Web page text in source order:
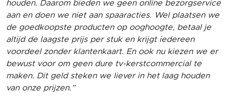
houden. Daarom bieden we geen online bezorgservice
aan en doen we niet aan spaaracties. Wel plaatsen we
de goedkoopste producten op ooghoogte, betaal je
altijd de laagste prijs per stuk en krijgt iedereen
voordeel zonder klantenkaart. En ook nu kiezen we er
bewust voor om geen dure tv-kerstcommercial te
maken. Dit geld steken we liever in het laag houden
van onze prijzen.”